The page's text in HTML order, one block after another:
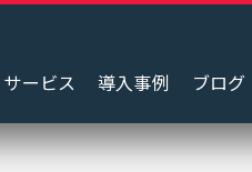
ービス 導入事例 ブログ